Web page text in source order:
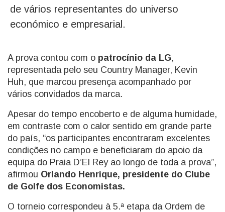
de vários representantes do universo
económico e empresarial.
A prova contou com o patrocínio da LG,
representada pelo seu Country Manager, Kevin
Huh, que marcou presença acompanhado por
vários convidados da marca.
Apesar do tempo encoberto e de alguma humidade,
em contraste com o calor sentido em grande parte
do país, “os participantes encontraram excelentes
condições no campo e beneficiaram do apoio da
equipa do Praia D’El Rey ao longo de toda a prova”,
afirmou Orlando Henrique, presidente do Clube
de Golfe dos Economistas.
O torneio correspondeu à 5.ª etapa da Ordem de